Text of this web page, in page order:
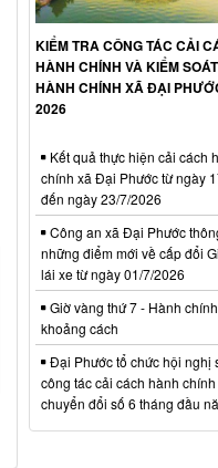
KIỂM TRA CÔNG TÁC CẢI
HÀNH CHÍNH VÀ KIỂM
HÀNH CHÍNH XÃ ĐẠI
2026
Kết quả thực hiện cải cách
chính xã Đại Phước từ ngày
đến ngày 23/7/2026
Công an xã Đại Phước
những điểm mới về cấp đổi
lái xe từ ngày 01/7/2026
Giờ vàng thứ 7 - Hành
khoảng cách
Đại Phước tổ chức hội nghị
công tác cải cách hành chính
chuyển đổi số 6 tháng đầu